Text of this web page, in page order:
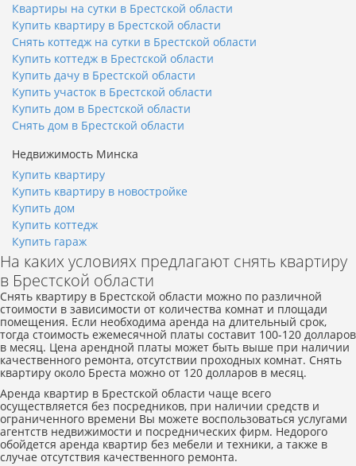
Квартиры на сутки в Брестской области
Купить квартиру в Брестской области
Снять коттедж на сутки в Брестской области
Купить коттедж в Брестской области
Купить дачу в Брестской области
Купить участок в Брестской области
Купить дом в Брестской области
Снять дом в Брестской области
Недвижимость Минска
Купить квартиру
Купить квартиру в новостройке
Купить дом
Купить коттедж
Купить гараж
На каких условиях предлагают снять квартиру
в Брестской области
Снять квартиру в Брестской области можно по различной
стоимости в зависимости от количества комнат и площади
помещения. Если необходима аренда на длительный срок,
тогда стоимость ежемесячной платы составит 100-120 долларов
в месяц. Цена арендной платы может быть выше при наличии
качественного ремонта, отсутствии проходных комнат. Снять
квартиру около Бреста можно от 120 долларов в месяц.
Аренда квартир в Брестской области чаще всего
осуществляется без посредников, при наличии средств и
ограниченного времени Вы можете воспользоваться услугами
агентств недвижимости и посреднических фирм. Недорого
обойдется аренда квартир без мебели и техники, а также в
случае отсутствия качественного ремонта.